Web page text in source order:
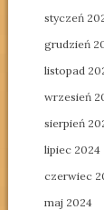
styczeń
grudzień
listopad
wrzesień
sierpień
lipiec 2024
czerwiec
maj 2024